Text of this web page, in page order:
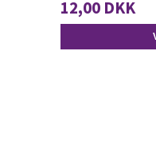
12,00 DKK